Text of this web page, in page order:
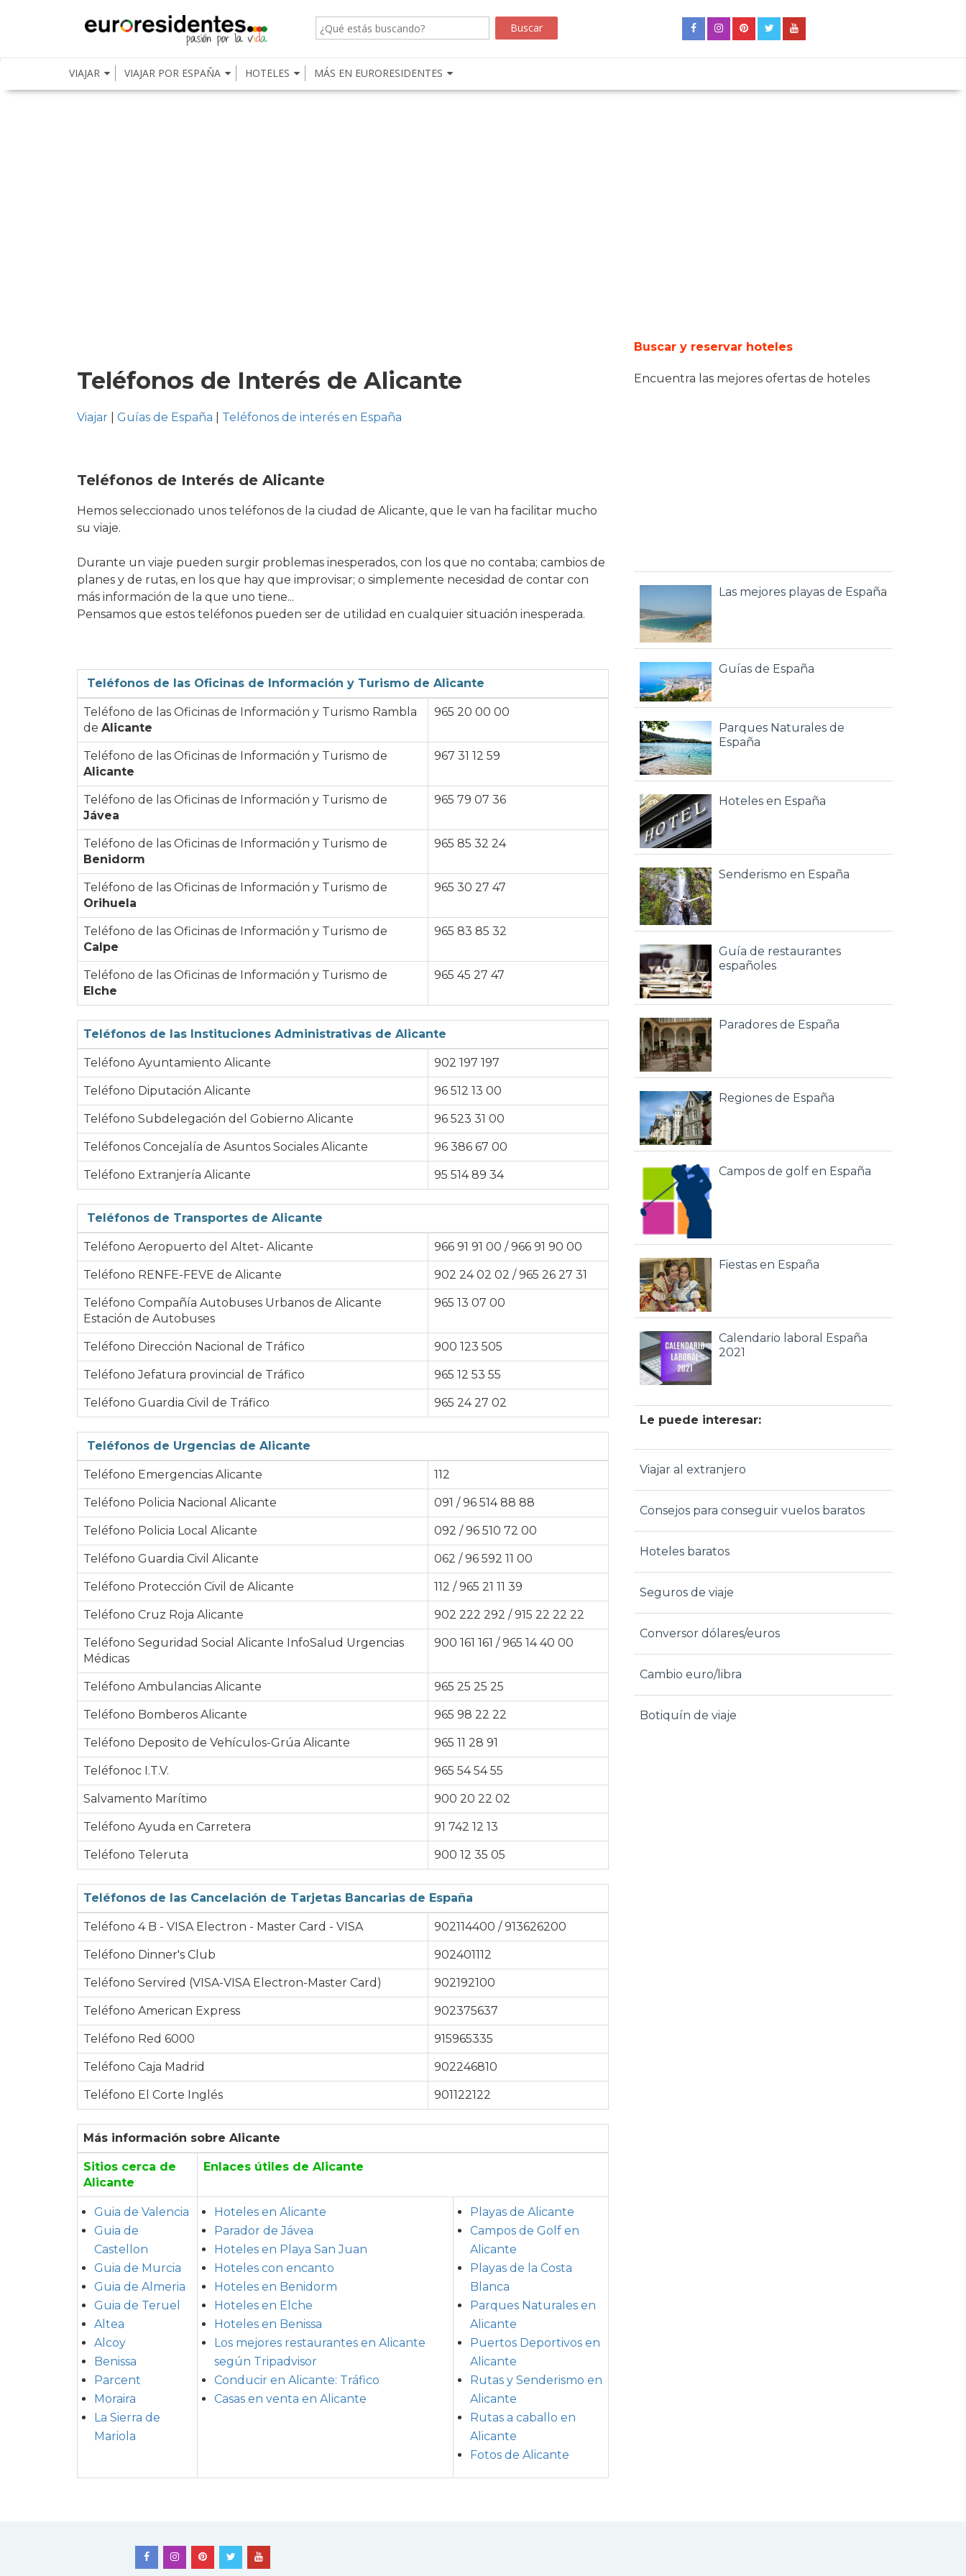
VIAJAR VIAJAR POR ESPAÑA HOTELES MÁS EN EURORESIDENTES
Teléfonos de Interés de Alicante
Viajar Guías de España Teléfonos de interés en España
Teléfonos de Interés de Alicante
Hemos seleccionado unos teléfonos de la ciudad de Alicante, que le van ha facilitar mucho
su viaje.
Durante un viaje pueden surgir problemas inesperados, con los que no contaba; cambios de
planes y de rutas, en los que hay que improvisar; o simplemente necesidad de contar con
más información de la que uno tiene...
Pensamos que estos teléfonos pueden ser de utilidad en cualquier situación inesperada.
Teléfonos de las Oficinas de Información y Turismo de Alicante
Teléfono de las Oficinas de Información y Turismo Rambla
de Alicante
965 20 00 00
Teléfono de las Oficinas de Información y Turismo de
Alicante
967 31 12 59
Teléfono de las Oficinas de Información y Turismo de
Jávea
965 79 07 36
Teléfono de las Oficinas de Información y Turismo de
Benidorm
965 85 32 24
Teléfono de las Oficinas de Información y Turismo de
Orihuela
965 30 27 47
Teléfono de las Oficinas de Información y Turismo de
Calpe
965 83 85 32
Teléfono de las Oficinas de Información y Turismo de
Elche
965 45 27 47
Teléfonos de las Instituciones Administrativas de Alicante
Teléfono Ayuntamiento Alicante 902 197 197
Teléfono Diputación Alicante 96 512 13 00
Teléfono Subdelegación del Gobierno Alicante 96 523 31 00
Teléfonos Concejalía de Asuntos Sociales Alicante 96 386 67 00
Teléfono Extranjería Alicante 95 514 89 34
Teléfonos de Transportes de Alicante
Teléfono Aeropuerto del Altet- Alicante 966 91 91 00 / 966 91 90 00
Teléfono RENFE-FEVE de Alicante 902 24 02 02 / 965 26 27 31
Teléfono Compañía Autobuses Urbanos de Alicante
Estación de Autobuses
965 13 07 00
Teléfono Dirección Nacional de Tráfico 900 123 505
Teléfono Jefatura provincial de Tráfico 965 12 53 55
Teléfono Guardia Civil de Tráfico 965 24 27 02
Teléfonos de Urgencias de Alicante
Teléfono Emergencias Alicante 112
Teléfono Policia Nacional Alicante 091 / 96 514 88 88
Teléfono Policia Local Alicante 092 / 96 510 72 00
Teléfono Guardia Civil Alicante 062 / 96 592 11 00
Teléfono Protección Civil de Alicante 112 / 965 21 11 39
Teléfono Cruz Roja Alicante 902 222 292 / 915 22 22 22
Teléfono Seguridad Social Alicante InfoSalud Urgencias
Médicas
900 161 161 / 965 14 40 00
Teléfono Ambulancias Alicante 965 25 25 25
Teléfono Bomberos Alicante 965 98 22 22
Teléfono Deposito de Vehículos-Grúa Alicante 965 11 28 91
Teléfonoc I.T.V. 965 54 54 55
Salvamento Marítimo 900 20 22 02
Teléfono Ayuda en Carretera 91 742 12 13
Teléfono Teleruta 900 12 35 05
Teléfonos de las Cancelación de Tarjetas Bancarias de España
Teléfono 4 B - VISA Electron - Master Card - VISA 902114400 / 913626200
Teléfono Dinner's Club 902401112
Teléfono Servired (VISA-VISA Electron-Master Card) 902192100
Teléfono American Express 902375637
Teléfono Red 6000 915965335
Teléfono Caja Madrid 902246810
Teléfono El Corte Inglés 901122122
Más información sobre Alicante
Sitios cerca de
Alicante
Enlaces útiles de Alicante
Guia de Valencia
Guia de
Castellon
Guia de Murcia
Guia de Almeria
Guia de Teruel
Altea
Alcoy
Benissa
Parcent
Moraira
La Sierra de
Mariola
Hoteles en Alicante
Parador de Jávea
Hoteles en Playa San Juan
Hoteles con encanto
Hoteles en Benidorm
Hoteles en Elche
Hoteles en Benissa
Los mejores restaurantes en Alicante
según Tripadvisor
Conducir en Alicante: Tráfico
Casas en venta en Alicante
Playas de Alicante
Campos de Golf en
Alicante
Playas de la Costa
Blanca
Parques Naturales en
Alicante
Puertos Deportivos en
Alicante
Rutas y Senderismo en
Alicante
Rutas a caballo en
Alicante
Fotos de Alicante
Buscar y reservar hoteles
Encuentra las mejores ofertas de hoteles
Las mejores playas de España
Guías de España
Parques Naturales de
España
Hoteles en España
Senderismo en España
Guía de restaurantes
españoles
Paradores de España
Regiones de España
Campos de golf en España
Fiestas en España
Calendario laboral España
2021
Le puede interesar:
Viajar al extranjero
Consejos para conseguir vuelos baratos
Hoteles baratos
Seguros de viaje
Conversor dólares/euros
Cambio euro/libra
Botiquín de viaje